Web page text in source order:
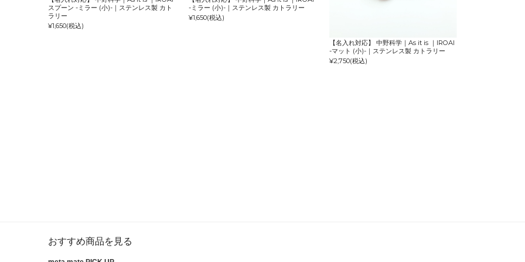
スプーン -ミラー (小)-｜ステンレス製 カト
ラリー
¥1,650(税込)
-ミラー (小)-｜ステンレス製 カトラリー
¥1,650(税込)
【名入れ対応】 中野科学｜As it is ｜IROAI
-マット (小)-｜ステンレス製 カトラリー
¥2,750(税込)
おすすめ商品を見る